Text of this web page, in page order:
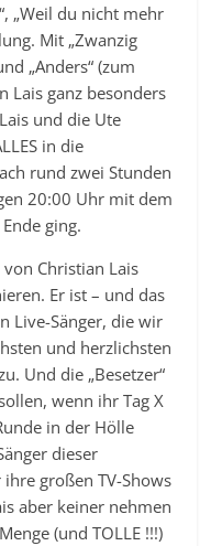
„Weil du nicht mehr
Mit „Zwanzig
„Anders“ (zum
Lais ganz besonders
und die Ute
in die
rund zwei Stunden
20:00 Uhr mit dem
ging.
Christian Lais
Er ist – und das
Live-Sänger, die wir
und herzlichsten
Und die „Besetzer“
wenn ihr Tag X
in der Hölle
dieser
großen TV-Shows
aber keiner nehmen
(und TOLLE !!!)